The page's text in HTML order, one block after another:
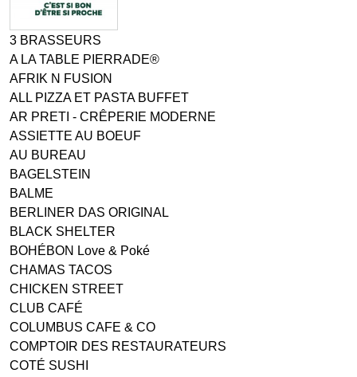
3 BRASSEURS
A LA TABLE PIERRADE®
AFRIK N FUSION
ALL PIZZA ET PASTA BUFFET
AR PRETI - CRÊPERIE MODERNE
ASSIETTE AU BOEUF
AU BUREAU
BAGELSTEIN
BALME
BERLINER DAS ORIGINAL
BLACK SHELTER
BOHÉBON Love & Poké
CHAMAS TACOS
CHICKEN STREET
CLUB CAFÉ
COLUMBUS CAFE & CO
COMPTOIR DES RESTAURATEURS
COTÉ SUSHI